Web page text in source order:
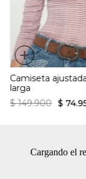
Diseño
Silueta recta
Tejido de
colores similares.
PROFESIONAL:
+
Camiseta
larga
$ 149.900 $ 74.
Cargando el